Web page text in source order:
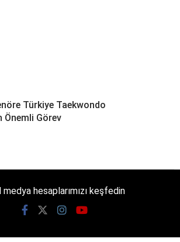
Türkiye Taekwondo
Önemli Görev
hesaplarımızı keşfedin